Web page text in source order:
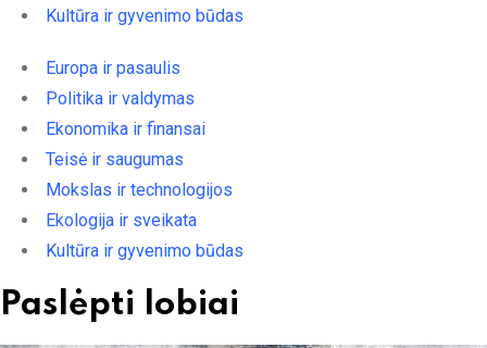
Kultūra ir gyvenimo būdas
Europa ir pasaulis
Politika ir valdymas
Ekonomika ir finansai
Teisė ir saugumas
Mokslas ir technologijos
Ekologija ir sveikata
Kultūra ir gyvenimo būdas
Paslėpti lobiai